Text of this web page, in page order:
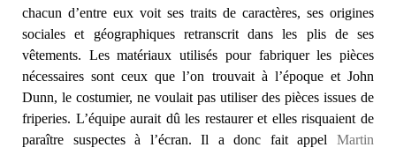
chacun d’entre eux voit ses traits de caractères, ses origines
sociales et géographiques retranscrit dans les plis de ses
vêtements. Les matériaux utilisés pour fabriquer les pièces
nécessaires sont ceux que l’on trouvait à l’époque et John
Dunn, le costumier, ne voulait pas utiliser des pièces issues de
friperies. L’équipe aurait dû les restaurer et elles risquaient de
paraître suspectes à l’écran. Il a donc fait appel Martin